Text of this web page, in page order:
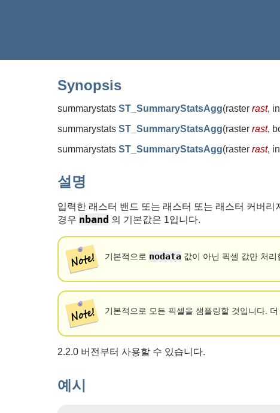
Synopsis
summarystats ST_SummaryStatsAgg(raster rast,
summarystats ST_SummaryStatsAgg(raster rast,
summarystats ST_SummaryStatsAgg(raster rast,
설명
입력한 래스터 밴드 또는 래스터 또는 래스터 커버
경우 nband 의 기본값은 1입니다.
기본적으로 nodata 값이 아닌 픽셀 값만 처
기본적으로 모든 픽셀을 샘플링할 것입니다.
2.2.0 버전부터 사용할 수 있습니다.
예시